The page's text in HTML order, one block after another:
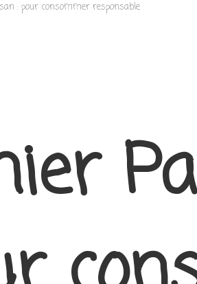
: pour consommer responsable